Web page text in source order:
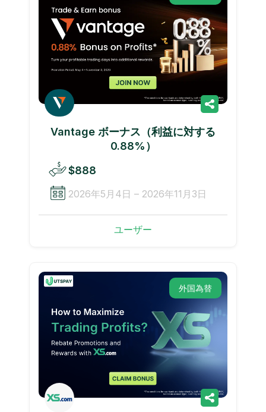
Vantage ボーナス（利益に対する
0.88%）
$888
2026年5月4日 – 2026年11月3日
ユーザー
外国為替